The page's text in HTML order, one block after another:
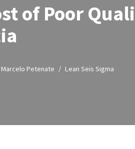
of Poor
Marcelo Petenate Lean Seis Sigma